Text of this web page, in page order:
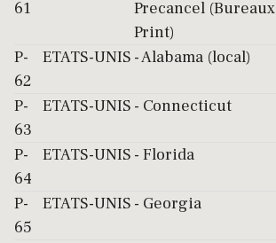
61
Precancel (Bureaux
Print)
P-
62
ETATS-UNIS - Alabama (local)
P-
63
ETATS-UNIS - Connecticut
P-
64
ETATS-UNIS - Florida
P-
65
ETATS-UNIS - Georgia